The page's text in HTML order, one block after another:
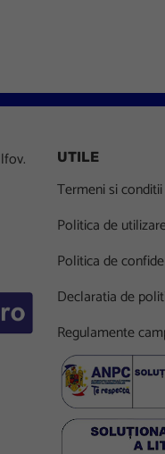
UTILE
Termeni si conditii
Politica de
Politica de
Declaratia de
Regulamente